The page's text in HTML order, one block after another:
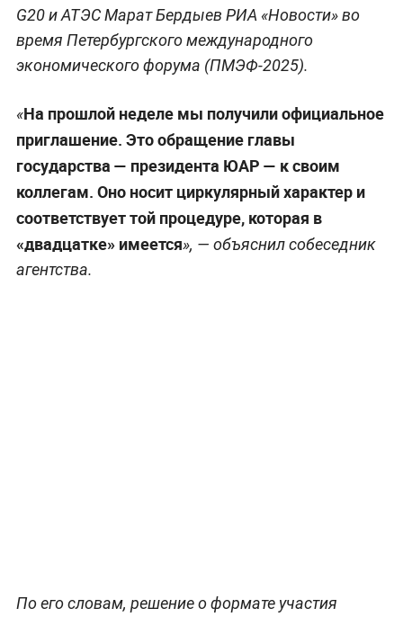
G20 и АТЭС Марат Бердыев РИА «Новости» во
время Петербургского международного
экономического форума (ПМЭФ-2025).
«На прошлой неделе мы получили официальное
приглашение. Это обращение главы
государства — президента ЮАР — к своим
коллегам. Оно носит циркулярный характер и
соответствует той процедуре, которая в
«двадцатке» имеется», — объяснил собеседник
агентства.
По его словам, решение о формате участия